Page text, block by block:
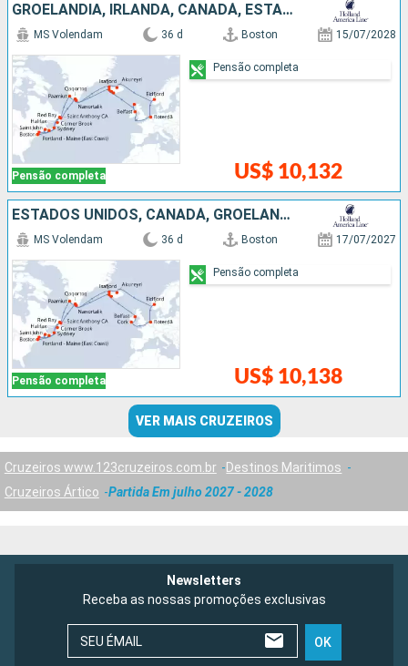
GROELÂNDIA, IRLANDA, CANADÁ, ESTADOS UNIDOS, ISLÂNDIA, HOLANDA, NORUEGA
Pensão completa
MS Volendam 36 d Boston 15/07/2028
US$ 10,132
Pensão completa
ESTADOS UNIDOS, CANADÁ, GROELÂNDIA, NORUEGA, HOLANDA, IRLANDA, ISLÂNDIA
Pensão completa
MS Volendam 36 d Boston 17/07/2027
US$ 10,138
Pensão completa
VER MAIS CRUZEIROS
Cruzeiros www.123cruzeiros.com.br
Destinos Maritimos
Cruzeiros Ártico
Partida Em julho 2027 - 2028
Newsletters
Receba as nossas promoções exclusivas
SEU ÉMAIL OK